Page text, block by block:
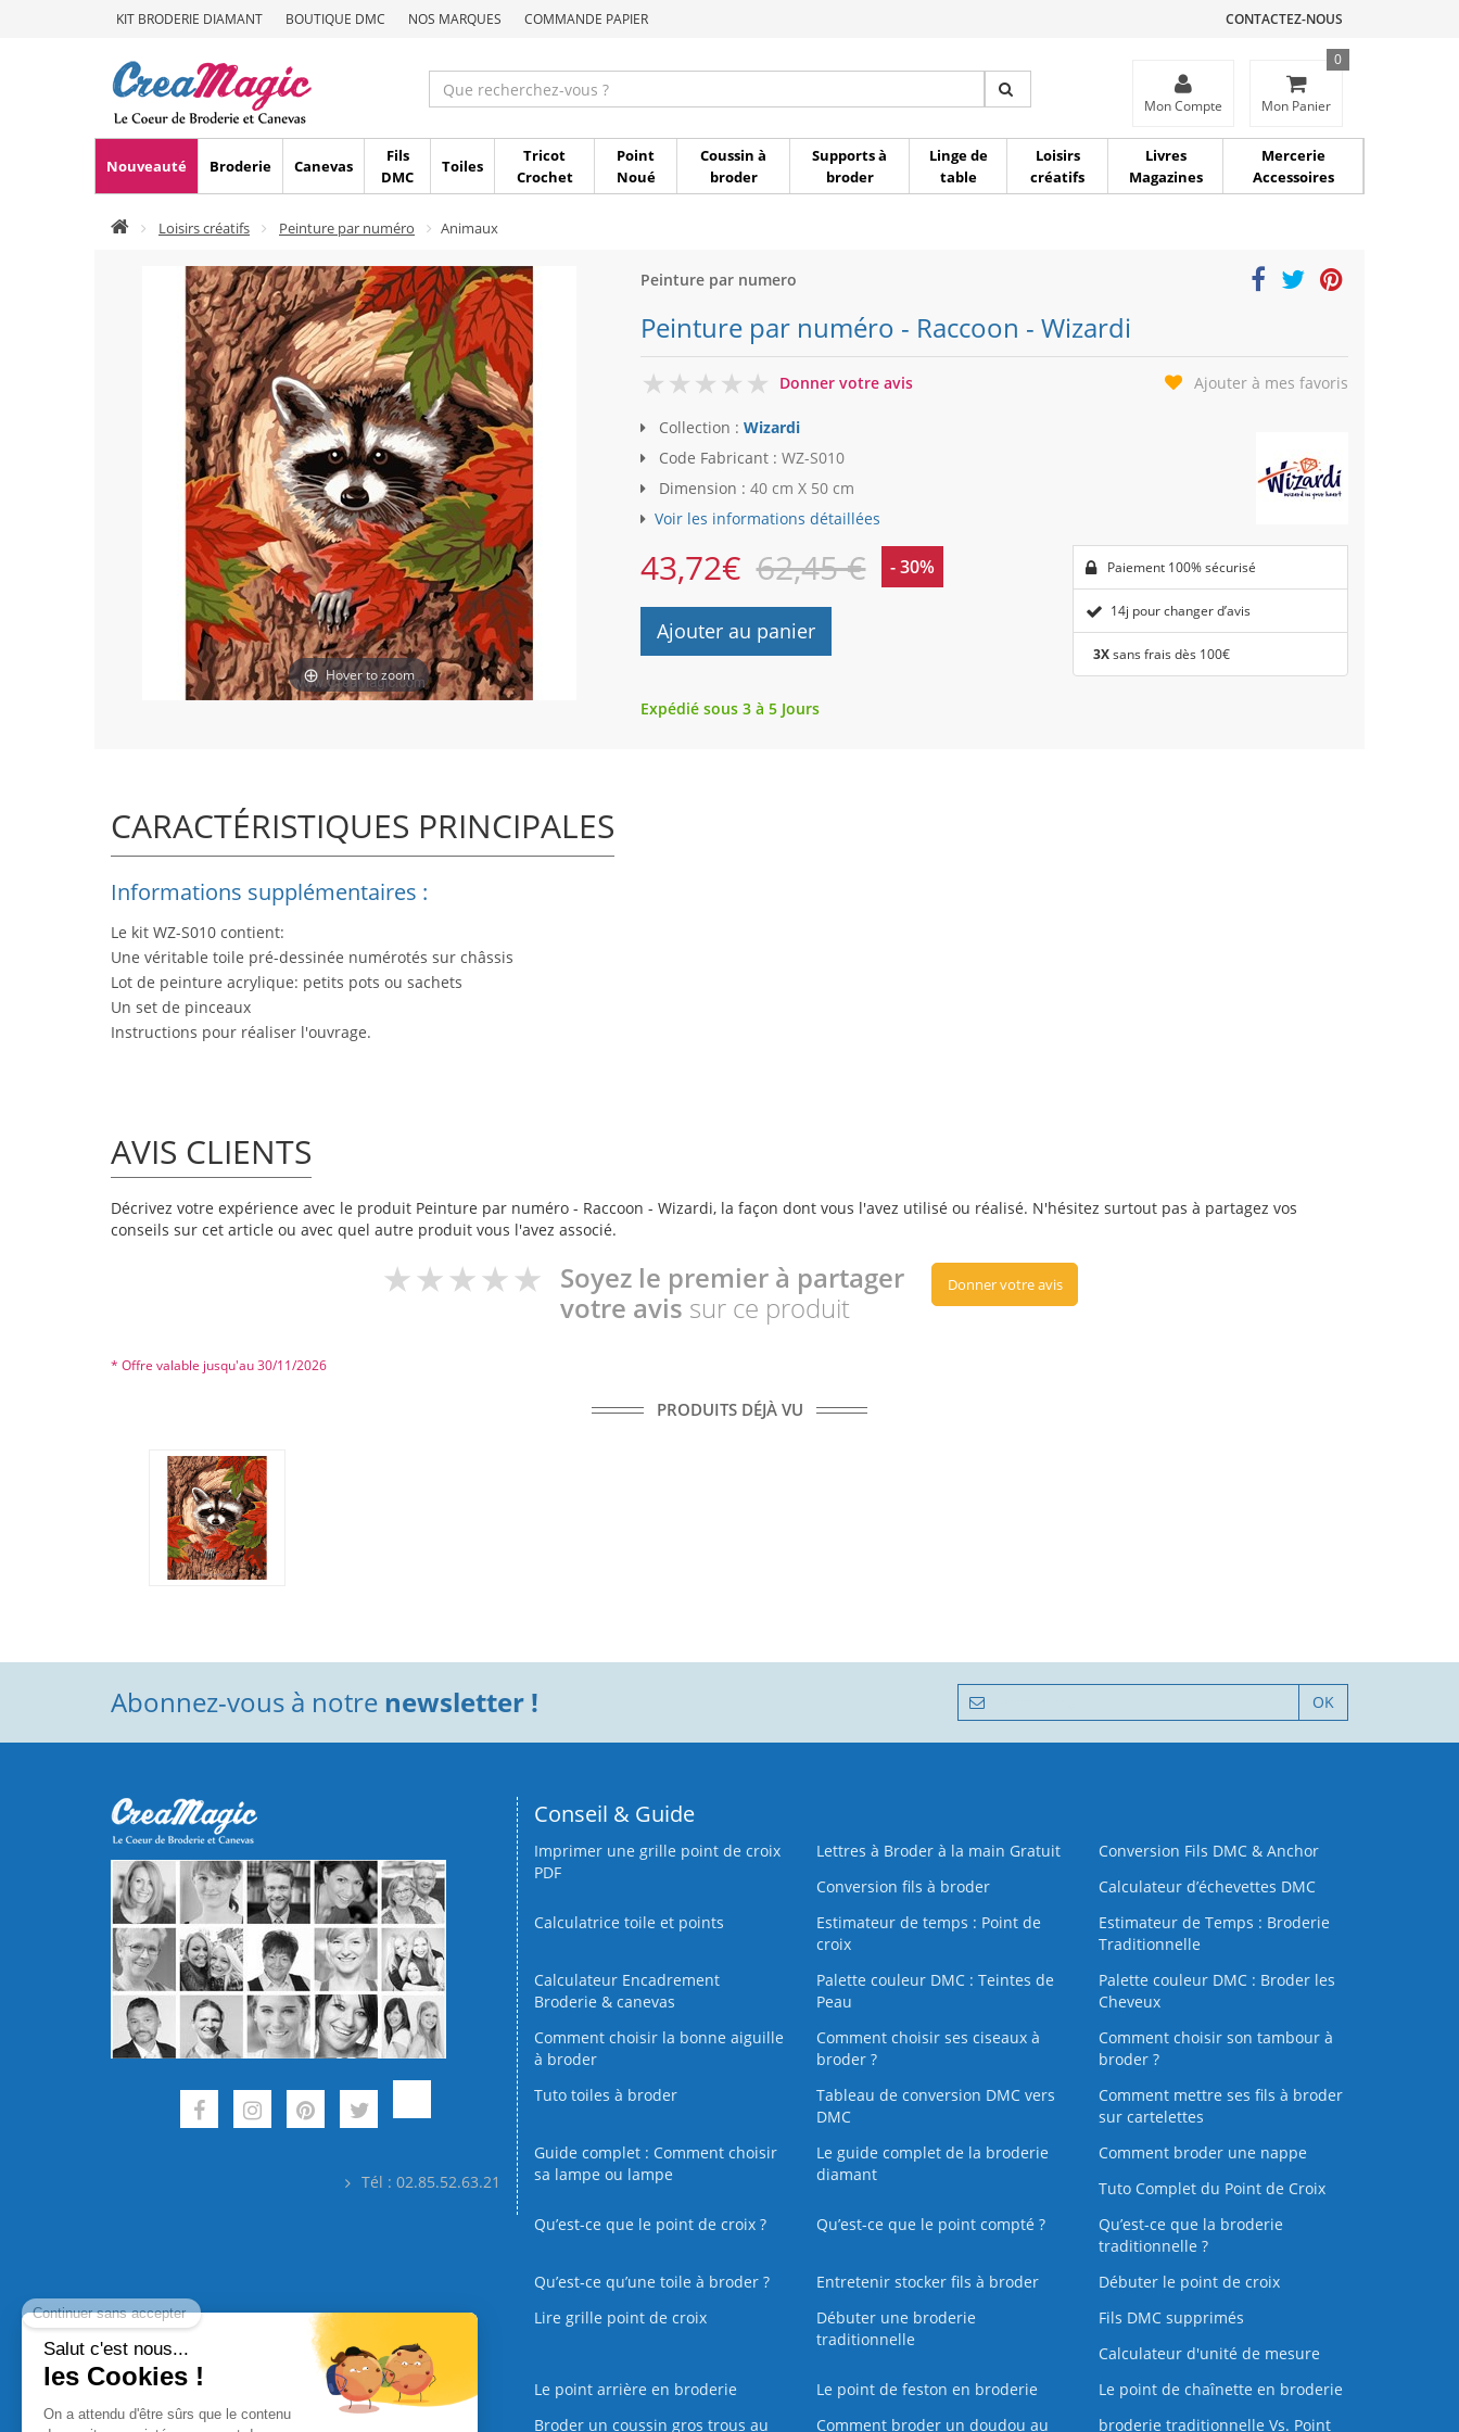
KIT BRODERIE DIAMANT BOUTIQUE DMC NOS MARQUES COMMANDE PAPIER CONTACTEZ-NOUS
Mon Compte Mon Panier
0
Nouveauté Broderie Canevas
Fils
DMC
Toiles
Tricot
Crochet
Point
Noué
Coussin à
broder
Supports à
broder
Linge de
table
Loisirs
créatifs
Livres
Magazines
Mercerie
Accessoires
Loisirs créatifs Peinture par numéro Animaux
Hover to zoom
Peinture par numero
Peinture par numéro - Raccoon - Wizardi
0
Donner votre avis Ajouter à mes favoris
Collection : Wizardi
Code Fabricant : WZ-S010
Dimension : 40 cm X 50 cm
Voir les informations détaillées
43,72€ 62,45 € - 30%
Ajouter au panier
Paiement 100% sécurisé
14j pour changer d’avis
3Xsans frais dès 100€
Expédié sous 3 à 5 Jours
CARACTÉRISTIQUES PRINCIPALES
Informations supplémentaires :
Le kit WZ-S010 contient:
Une véritable toile pré-dessinée numérotés sur châssis
Lot de peinture acrylique: petits pots ou sachets
Un set de pinceaux
Instructions pour réaliser l'ouvrage.
AVIS CLIENTS
Décrivez votre expérience avec le produit Peinture par numéro - Raccoon - Wizardi, la façon dont vous l'avez utilisé ou réalisé. N'hésitez surtout pas à partagez vos
conseils sur cet article ou avec quel autre produit vous l'avez associé.
Soyez le premier à partager
votre avis sur ce produit
Donner votre avis
* Offre valable jusqu'au 30/11/2026
PRODUITS DÉJÀ VU
Abonnez-vous à notre newsletter ! OK
Tél : 02.85.52.63.21
Conseil & Guide
Imprimer une grille point de croix
PDF
Lettres à Broder à la main Gratuit
Conversion Fils DMC & Anchor
Conversion fils à broder
Calculateur d’échevettes DMC
Calculatrice toile et points
Estimateur de temps : Point de
croix
Estimateur de Temps : Broderie
Traditionnelle
Calculateur Encadrement
Broderie & canevas
Palette couleur DMC : Teintes de
Peau
Palette couleur DMC : Broder les
Cheveux
Comment choisir la bonne aiguille
à broder
Comment choisir ses ciseaux à
broder ?
Comment choisir son tambour à
broder ?
Tuto toiles à broder
Tableau de conversion DMC vers
DMC
Comment mettre ses fils à broder
sur cartelettes
Guide complet : Comment choisir
sa lampe ou lampe
Le guide complet de la broderie
diamant
Comment broder une nappe
Tuto Complet du Point de Croix
Qu’est-ce que le point de croix ?
Qu’est-ce que le point compté ?
Qu’est-ce que la broderie
traditionnelle ?
Qu’est‑ce qu’une toile à broder ?
Entretenir stocker fils à broder
Débuter le point de croix
Lire grille point de croix
Débuter une broderie
traditionnelle
Fils DMC supprimés
Calculateur d'unité de mesure
Le point arrière en broderie
Le point de feston en broderie
Le point de chaînette en broderie
Broder un coussin gros trous au
Comment broder un doudou au broderie traditionnelle Vs. Point